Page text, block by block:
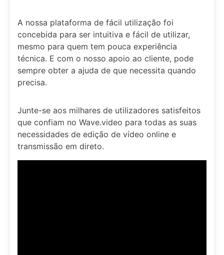
A nossa plataforma de fácil utilização foi
concebida para ser intuitiva e fácil de utilizar,
mesmo para quem tem pouca experiência
técnica. E com o nosso apoio ao cliente, pode
sempre obter a ajuda de que necessita quando
precisa.
Junte-se aos milhares de utilizadores satisfeitos
que confiam no Wave.video para todas as suas
necessidades de edição de vídeo online e
transmissão em direto.